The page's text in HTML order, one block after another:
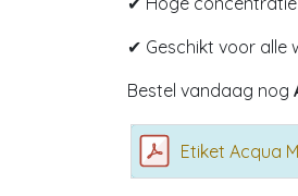
✔ Geschikt voor alle
Bestel vandaag nog
Etiket Acqua